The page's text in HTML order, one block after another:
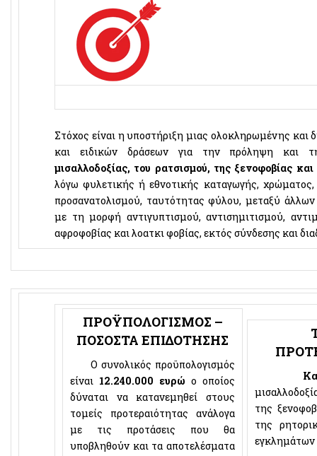
Στόχος είναι η υποστήριξη μιας ολοκληρωμένης και
και ειδικών δράσεων για την πρόληψη και
μισαλλοδοξίας, του ρατσισμού, της ξενοφοβίας
λόγω φυλετικής ή εθνοτικής καταγωγής, χρώματος,
προσανατολισμού, ταυτότητας φύλου, μεταξύ
με τη μορφή αντιγυπτισμού, αντισημιτισμού,
αφροφοβίας και λοατκι φοβίας, εκτός σύνδεσης και
ΠΡΟΫΠΟΛΟΓΙΣΜΟΣ –
ΠΟΣΟΣΤΑ ΕΠΙΔΟΤΗΣΗΣ
Ο συνολικός προϋπολογισμός
είναι 12.240.000 ευρώ ο οποίος
δύναται να κατανεμηθεί στους
τομείς προτεραιότητας ανάλογα
με τις προτάσεις που θα
υποβληθούν και τα αποτελέσματα
της
της
εγκλημάτων